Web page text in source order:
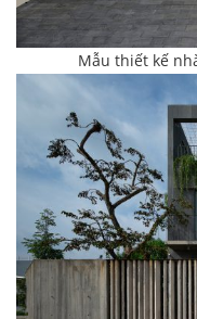
Mẫu thiết kế